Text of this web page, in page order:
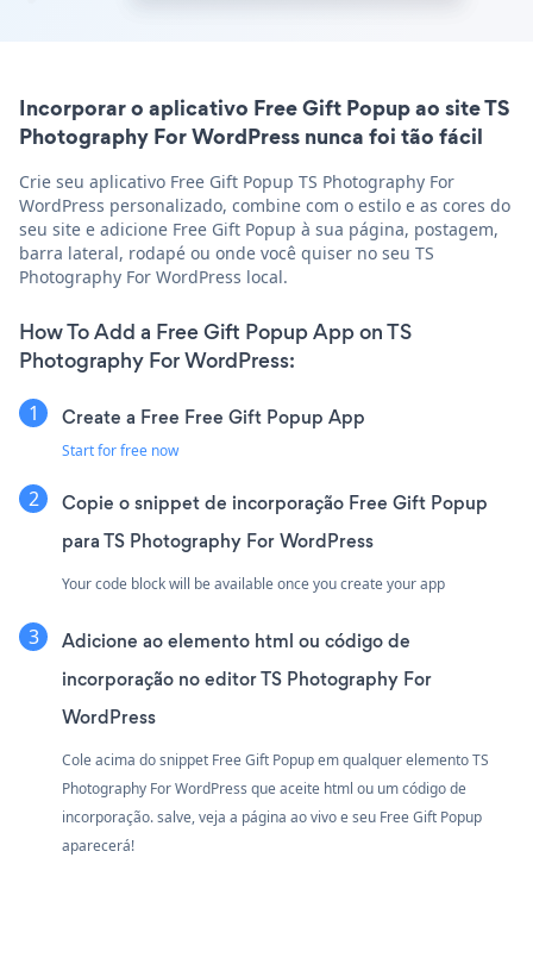
Incorporar o aplicativo Free Gift Popup ao site TS
Photography For WordPress nunca foi tão fácil
Crie seu aplicativo Free Gift Popup TS Photography For
WordPress personalizado, combine com o estilo e as cores do
seu site e adicione Free Gift Popup à sua página, postagem,
barra lateral, rodapé ou onde você quiser no seu TS
Photography For WordPress local.
How To Add a Free Gift Popup App on TS
Photography For WordPress:
Create a Free Free Gift Popup App
Start for free now
Copie o snippet de incorporação Free Gift Popup
para TS Photography For WordPress
Your code block will be available once you create your app
Adicione ao elemento html ou código de
incorporação no editor TS Photography For
WordPress
Cole acima do snippet Free Gift Popup em qualquer elemento TS
Photography For WordPress que aceite html ou um código de
incorporação. salve, veja a página ao vivo e seu Free Gift Popup
aparecerá!